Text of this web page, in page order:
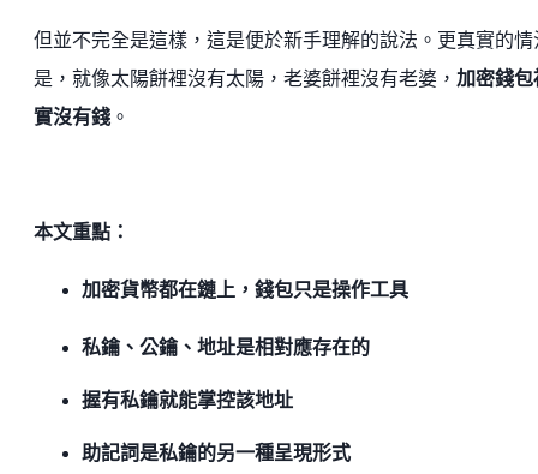
但並不完全是這樣，這是便於新手理解的說法。更真實的情
是，就像太陽餅裡沒有太陽，老婆餅裡沒有老婆， 加密錢包
實沒有錢 。
本文重點：
加密貨幣都在鏈上，錢包只是操作工具
私鑰、公鑰、地址是相對應存在的
握有私鑰就能掌控該地址
助記詞是私鑰的另一種呈現形式